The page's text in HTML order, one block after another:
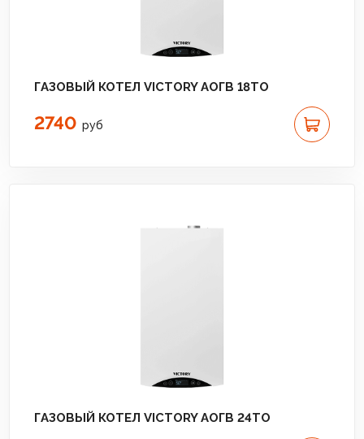
ГАЗОВЫЙ КОТЕЛ VICTORY АОГВ 18TО
2740 руб
ГАЗОВЫЙ КОТЕЛ VICTORY АОГВ 24TО